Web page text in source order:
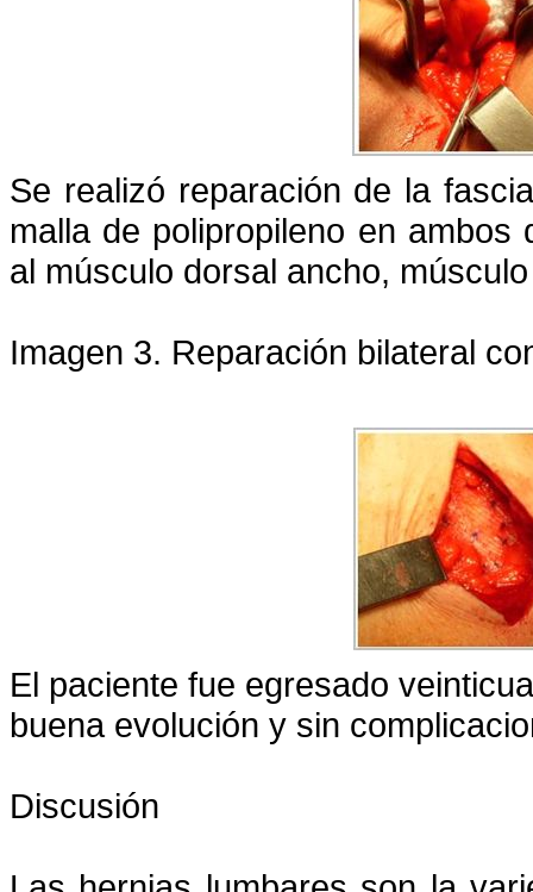
Se realizó reparación de la
malla de polipropileno en
al músculo dorsal ancho,
Imagen 3. Reparación bilateral
El paciente fue egresado
buena evolución y sin
Discusión